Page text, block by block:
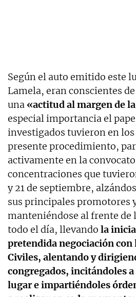
Según el auto emitido este
Lamela, eran conscientes
una «actitud al margen de
especial importancia el
investigados tuvieron en
presente procedimiento,
activamente en la
concentraciones que
y 21 de septiembre,
sus principales promotores
manteniéndose al frente de
todo el día, llevando la
pretendida negociación con
Civiles, alentando y
congregados, incitándoles
lugar e impartiéndoles